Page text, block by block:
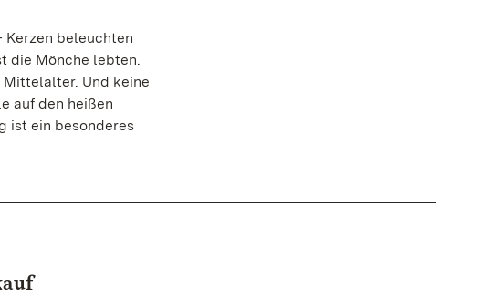
beleuchten
die Mönche lebten.
Mittelalter. Und keine
auf den heißen
ist ein besonderes